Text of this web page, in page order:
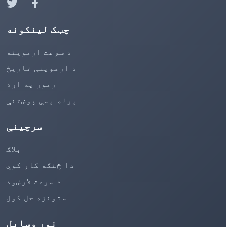
چټک لینکونه
د سرعت ازموینه
د ازموینې تاریخ
زموږ په اړه
پرله پسې پوښتنې
سرچینې
بلاګ
دا څنګه کار کوي
د سرعت لارښود
ستونزه حل کول
نور وسایل